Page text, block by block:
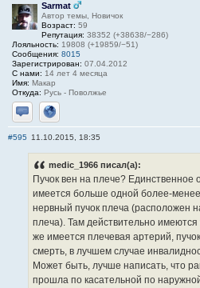
Sarmat
Автор темы, Новичок
Возраст: 59
Репутация: 38352 (+38638/−286)
Лояльность: 19808 (+19859/−51)
Сообщения: 8015
Зарегистрирован: 07.04.2012
С нами: 14 лет 4 месяца
Имя: Макар
Откуда: Русь - Поволжье
Отправить личное сообщение
Сайт
#595 11.10.2015, 18:35
medic_1966 писал(а):
Пучок вен на плече? Единственное
имеется больше одной более-
нервный пучок плеча (расположен
плеча). Там действительно
же имеется плечевая артерий,
смерть, в лучшем случае
Может быть, лучше написать, что
прошла по касательной по